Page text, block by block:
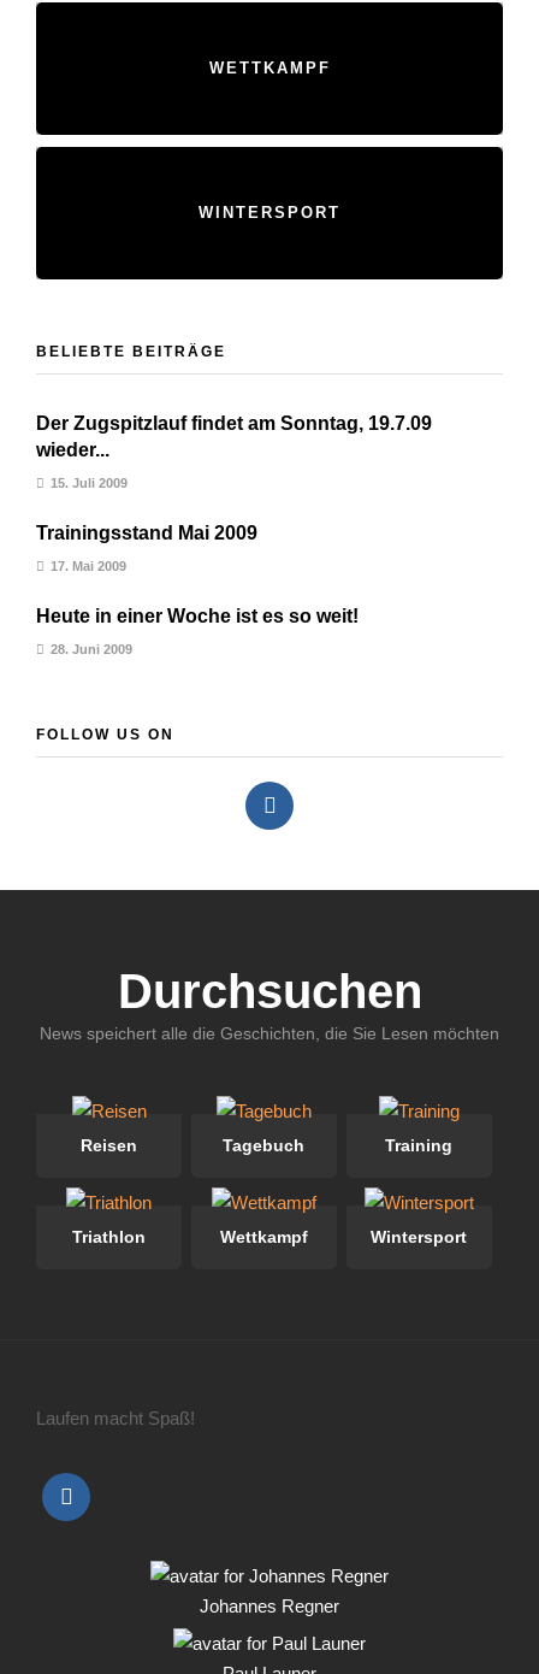
WETTKAMPF
WINTERSPORT
BELIEBTE BEITRÄGE
Der Zugspitzlauf findet am Sonntag, 19.7.09
wieder...
15. Juli 2009
Trainingsstand Mai 2009
17. Mai 2009
Heute in einer Woche ist es so weit!
28. Juni 2009
FOLLOW US ON
Durchsuchen
News speichert alle die Geschichten, die Sie Lesen möchten
Reisen Tagebuch Training
Triathlon Wettkampf Wintersport
Laufen macht Spaß!
Johannes Regner